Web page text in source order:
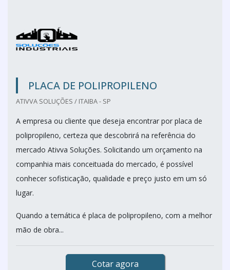
PLACA DE POLIPROPILENO
ATIVVA SOLUÇÕES / ITAIBA - SP
A empresa ou cliente que deseja encontrar por placa de
polipropileno, certeza que descobrirá na referência do
mercado Ativva Soluções. Solicitando um orçamento na
companhia mais conceituada do mercado, é possível
conhecer sofisticação, qualidade e preço justo em um só
lugar.
Quando a temática é placa de polipropileno, com a melhor
mão de obra...
Cotar agora